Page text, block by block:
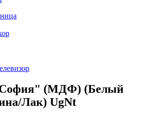
(МДФ) (Белый
Лак) UgNt